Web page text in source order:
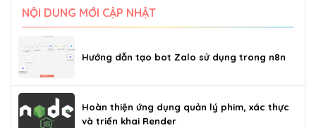
NỘI DUNG MỚI CẬP NHẬT
Hướng dẫn tạo bot Zalo sử dụng trong n8n
Hoàn thiện ứng dụng quản lý phim, xác thực
và triển khai Render